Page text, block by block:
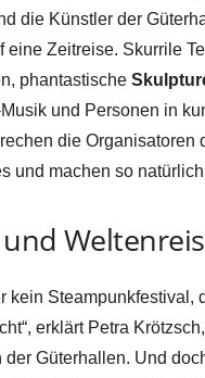
die Künstler der
eine Zeitreise. Skurrile
phantastische
und Personen in
die Organisatoren
und machen so
kein Steampunkfestival,
erklärt Petra
der Güterhallen. Und